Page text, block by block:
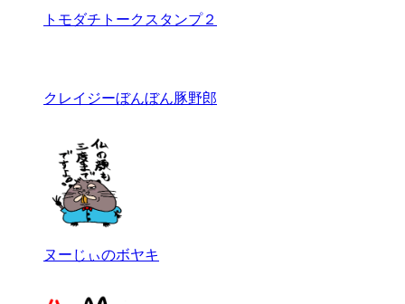
トモダチトークスタンプ２
クレイジーぼんぼん豚野郎
ヌーじぃのボヤキ